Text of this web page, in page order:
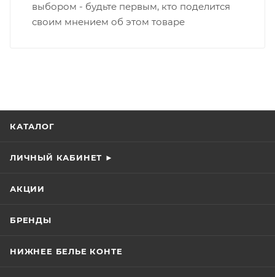
выбором - будьте первым, кто поделится
своим мнением об этом товаре
КАТАЛОГ
ЛИЧНЫЙ КАБИНЕТ ►
АКЦИИ
БРЕНДЫ
НИЖНЕЕ БЕЛЬЕ КОНТЕ